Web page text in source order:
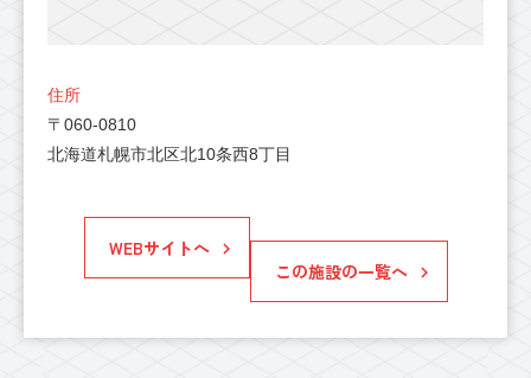
住所
〒060-0810
北海道札幌市北区北10条西8丁目
WEBサイトへ
この施設の一覧へ